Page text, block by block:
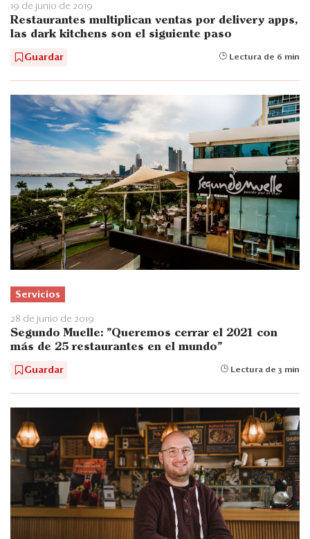
19 de junio de 2019
Restaurantes multiplican ventas por delivery apps,
las dark kitchens son el siguiente paso
Guardar Lectura de 6 min
Servicios
28 de junio de 2019
Segundo Muelle: "Queremos cerrar el 2021 con
más de 25 restaurantes en el mundo"
Guardar Lectura de 3 min